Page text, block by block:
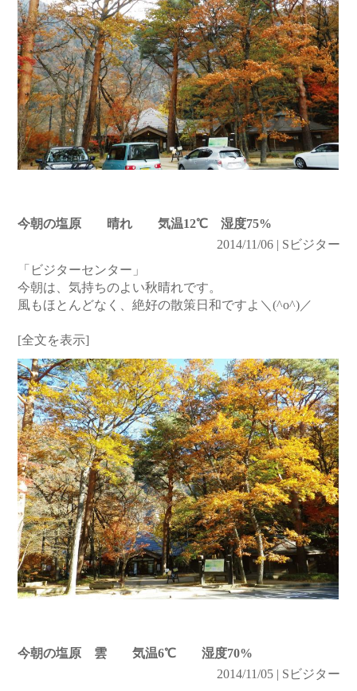
今朝の塩原 晴れ 気温12℃ 湿度75%
2014/11/06 | Sビジター
「ビジターセンター」
今朝は、気持ちのよい秋晴れです。
風もほとんどなく、絶好の散策日和ですよ＼(^o^)／
[全文を表示]
今朝の塩原 雲 気温6℃ 湿度70%
2014/11/05 | Sビジター